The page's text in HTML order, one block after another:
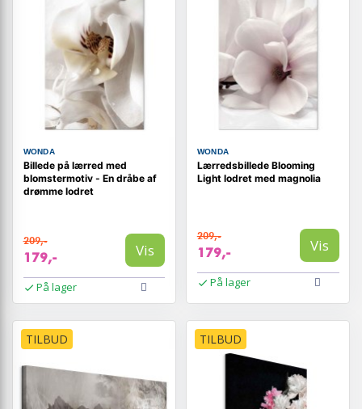
WONDA
Billede på lærred med
blomstermotiv - En dråbe af
drømme lodret
209,-
179,- Vis
På lager
WONDA
Lærredsbillede Blooming
Light lodret med magnolia
209,-
179,- Vis
På lager
TILBUD TILBUD